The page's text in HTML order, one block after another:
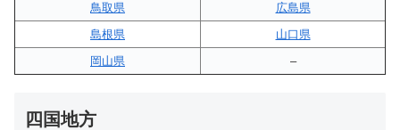
鳥取県
広島県
島根県
山口県
岡山県
–
四国地方